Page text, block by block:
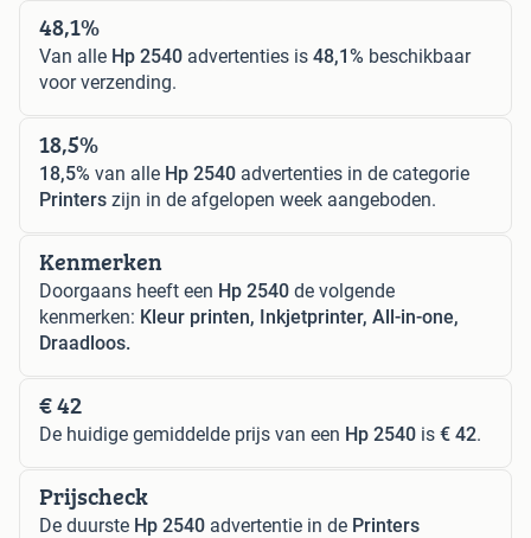
48,1%
Van alle Hp 2540 advertenties is 48,1% beschikbaar
voor verzending.
18,5%
18,5% van alle Hp 2540 advertenties in de categorie
Printers zijn in de afgelopen week aangeboden.
Kenmerken
Doorgaans heeft een Hp 2540 de volgende
kenmerken: Kleur printen, Inkjetprinter, All-in-one,
Draadloos.
€ 42
De huidige gemiddelde prijs van een Hp 2540 is € 42.
Prijscheck
De duurste Hp 2540 advertentie in de Printers